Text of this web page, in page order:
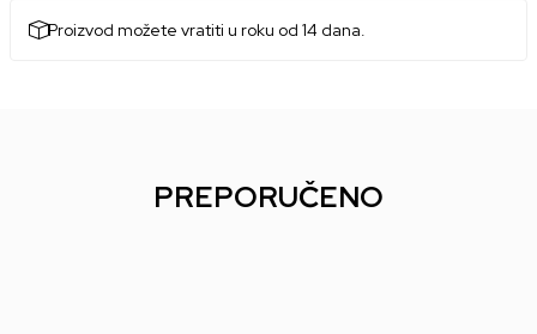
Proizvod možete vratiti u roku od 14 dana.
PREPORUČENO